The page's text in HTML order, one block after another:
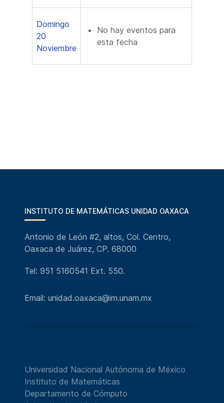
Domingo
20
Noviembre
No hay eventos para
esta fecha
INSTITUTO DE MATEMÁTICAS UNIDAD OAXACA
Antonio de León #2, altos, Col. Centro,
Oaxaca de Juárez, CP. 68000
Tel: 951 5160541 Ext. 550.
Email: unidad.oaxaca@im.unam.mx
Universidad Nacional Autónoma de México
Instituto de Matemáticas
Departamento de Cómputo